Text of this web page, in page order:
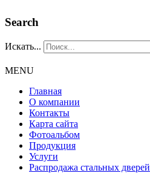
Search
Искать...
MENU
Главная
О компании
Контакты
Карта сайта
Фотоальбом
Продукция
Услуги
Распродажа стальных дверей